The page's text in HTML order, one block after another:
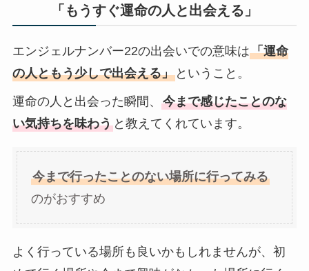
「もうすぐ運命の人と出会える」
エンジェルナンバー22の出会いでの意味は「運命
の人ともう少しで出会える」ということ。
運命の人と出会った瞬間、 今まで感じたことのな
い気持ちを味わうと教えてくれています。
今まで行ったことのない場所に行ってみる
のがおすすめ
よく行っている場所も良いかもしれませんが、初